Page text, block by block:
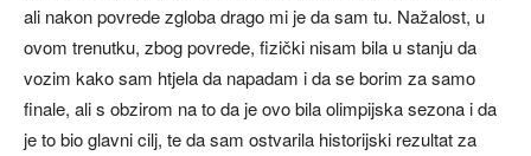
ali nakon povrede zgloba drago mi je da sam tu. Nažalost, u
ovom trenutku, zbog povrede, fizički nisam bila u stanju da
vozim kako sam htjela da napadam i da se borim za samo
finale, ali s obzirom na to da je ovo bila olimpijska sezona i da
je to bio glavni cilj, te da sam ostvarila historijski rezultat za